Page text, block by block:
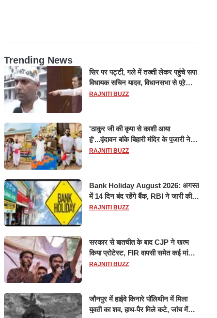
Trending News
सिर पर पट्टी, गले में तख्ती लेकर पहुंचे सपा
विधायक सचिन यादव, विधानसभा से पूरे
मानसून सत्र के लिए किया गया निलंबित
RAJNITI BUZZ
'ठाकुर जी की कृपा से काशी आया
हूं'...वृंदावन बांके बिहारी मंदिर के पुजारी ने
किया श्री काशी विश्वनाथ का जलाभिषेक
RAJNITI BUZZ
Bank Holiday August 2026: अगस्त
में 14 दिन बंद रहेंगे बैंक, RBI ने जारी की
छुट्टियों की लिस्ट​​​​​​​
RAJNITI BUZZ
सरकार से बातचीत के बाद CJP ने खत्म
किया प्रोटेस्ट, FIR वापसी समेत कई मांगों
पर बनी सहमति
RAJNITI BUZZ
जौनपुर में हाईवे किनारे पॉलिथीन में मिला
युवती का शव, हाथ-पैर मिले कटे, जांच में